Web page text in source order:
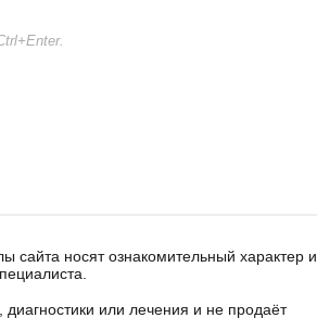
носят ознакомительный характер и
или лечения и не продаёт